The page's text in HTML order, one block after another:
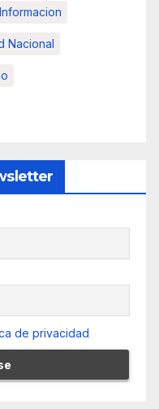
Nacional
de privacidad